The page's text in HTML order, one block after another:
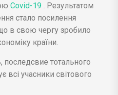
Covid-19
. Результатом
стало посилення
в свою чергу зробило
країни.
последсвие тотального
всі учасники світового